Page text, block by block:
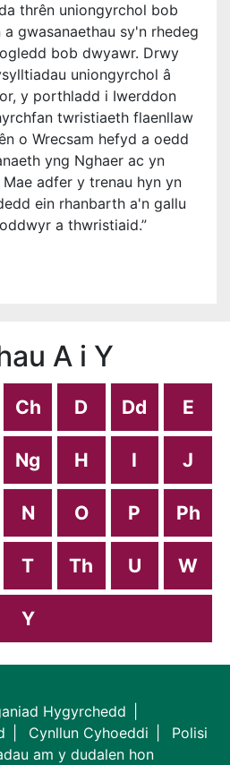
thrên uniongyrchol bob
gwasanaethau sy'n rhedeg
bob dwyawr. Drwy
uniongyrchol â
y porthladd i Iwerddon
twristiaeth flaenllaw
o Wrecsam hefyd a oedd
yng Nghaer ac yn
adfer y trenau hyn yn
ein rhanbarth a'n gallu
a thwristiaid.”
A i Y
Ch D Dd E
Ng H I J
N O P Ph
T Th U W
Y
Hygyrchedd
Cynllun Cyhoeddi
Polisi
am y dudalen hon